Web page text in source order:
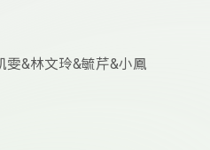
雯&林文玲&毓芹&小鳳